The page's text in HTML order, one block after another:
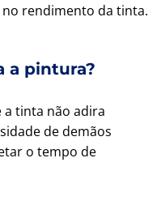
rendimento da tinta.
a pintura?
a tinta não adira
de demãos
o tempo de